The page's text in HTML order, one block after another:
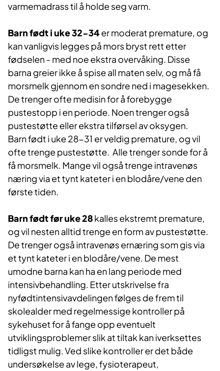
varmemadrass til å holde seg varm.
Barn født i uke 32-34er moderat premature, og
kan vanligvis legges på mors bryst rett etter
fødselen - med noe ekstra overvåking. Disse
barna greier ikke å spise all maten selv, og må få
morsmelk gjennom en sondre ned i magesekken.
De trenger ofte medisin for å forebygge
pustestopp i en periode. Noen trenger også
pustestøtte eller ekstra tilførsel av oksygen.
Barn født i uke 28-31 er veldig premature, og vil
ofte trenge pustestøtte. Alle trenger sonde for å
få morsmelk. Mange vil også trenge intravenøs
næring via et tynt kateter i en blodåre/vene den
første tiden.
Barn født før uke 28kalles ekstremt premature,
og vil nesten alltid trenge en form av pustestøtte.
De trenger også intravenøs ernæring som gis via
et tynt kateter i en blodåre/vene. De mest
umodne barna kan ha en lang periode med
intensivbehandling. Etter utskrivelse fra
nyfødtintensivavdelingen følges de frem til
skolealder med regelmessige kontroller på
sykehuset for å fange opp eventuelt
utviklingsproblemer slik at tiltak kan iverksettes
tidligst mulig. Ved slike kontroller er det både
undersøkelse av lege, fysioterapeut,